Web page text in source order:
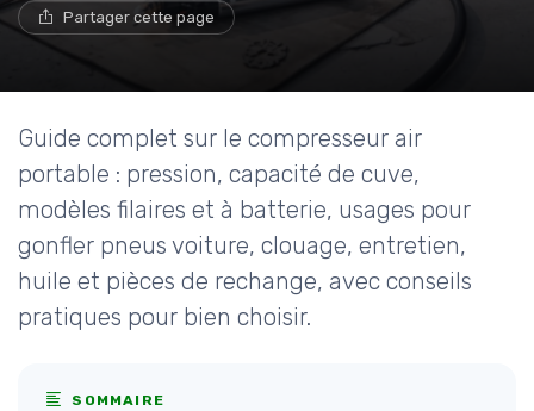
Partager cette page
Guide complet sur le compresseur air
portable : pression, capacité de cuve,
modèles filaires et à batterie, usages pour
gonfler pneus voiture, clouage, entretien,
huile et pièces de rechange, avec conseils
pratiques pour bien choisir.
SOMMAIRE